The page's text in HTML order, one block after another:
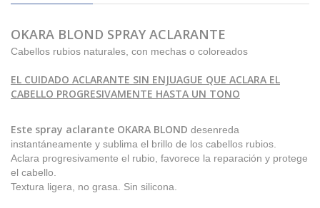
OKARA BLOND SPRAY ACLARANTE
Cabellos rubios naturales, con mechas o coloreados
EL CUIDADO ACLARANTE SIN ENJUAGUE QUE ACLARA EL
CABELLO PROGRESIVAMENTE HASTA UN TONO
Este spray aclarante OKARA BLOND desenreda
instantáneamente y sublima el brillo de los cabellos rubios.
Aclara progresivamente el rubio, favorece la reparación y protege
el cabello.
Textura ligera, no grasa. Sin silicona.